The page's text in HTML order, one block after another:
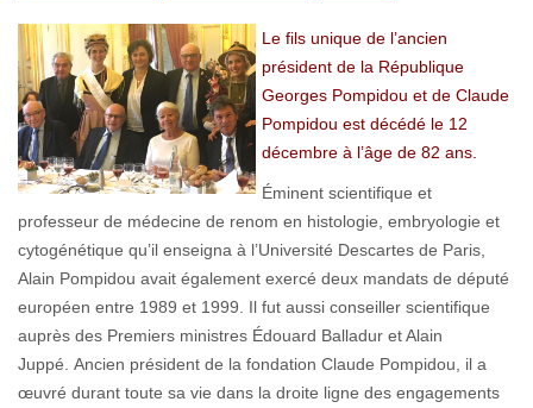
Le fils unique de l’ancien
président de la République
Georges Pompidou et de Claude
Pompidou est décédé le 12
décembre à l’âge de 82 ans.
Éminent scientifique et
professeur de médecine de renom en histologie, embryologie et
cytogénétique qu’il enseigna à l’Université Descartes de Paris,
Alain Pompidou avait également exercé deux mandats de député
européen entre 1989 et 1999. Il fut aussi conseiller scientifique
auprès des Premiers ministres Édouard Balladur et Alain
Juppé. Ancien président de la fondation Claude Pompidou, il a
œuvré durant toute sa vie dans la droite ligne des engagements